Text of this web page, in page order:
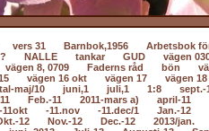
vers 31 Barnbok,1956
Arbetsbok
NALLE tankar GUD
vägen
vägen 8, 0709 Faderns råd bön
vägen 16 okt vägen 17
vägen 18
maj/10 juni,1 juli,1 1:8
sept.-
Feb.-11 2011-mars a)
april-11
-11okt -11.nov -11.dec/1
Jan.-12
12 Nov.-12 Dec.-12
2013/jan.